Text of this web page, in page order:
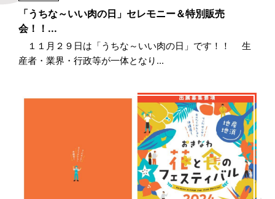
「うちな～いい肉の日」セレモニー＆特別販売
会！！...
１１月２９日は「うちな～いい肉の日」です！！ 生
産者・業界・行政等が一体となり...